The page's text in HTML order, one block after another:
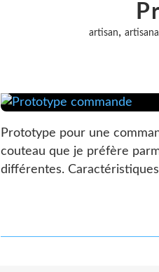
artisan, artisanal
Prototype pour une
couteau que je préfère
différentes.